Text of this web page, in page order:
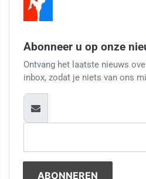
Abonneer u op onze
Ontvang het laatste nieuws
inbox, zodat je niets van ons